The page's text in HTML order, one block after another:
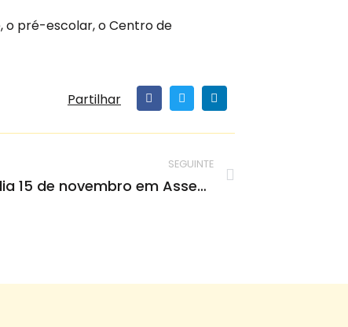
o pré-escolar, o Centro de
Partilhar
SEGUINTE
Misericórdia reúne dia 15 de novembro em Assembleia Geral